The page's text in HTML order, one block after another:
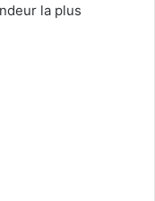
la plus